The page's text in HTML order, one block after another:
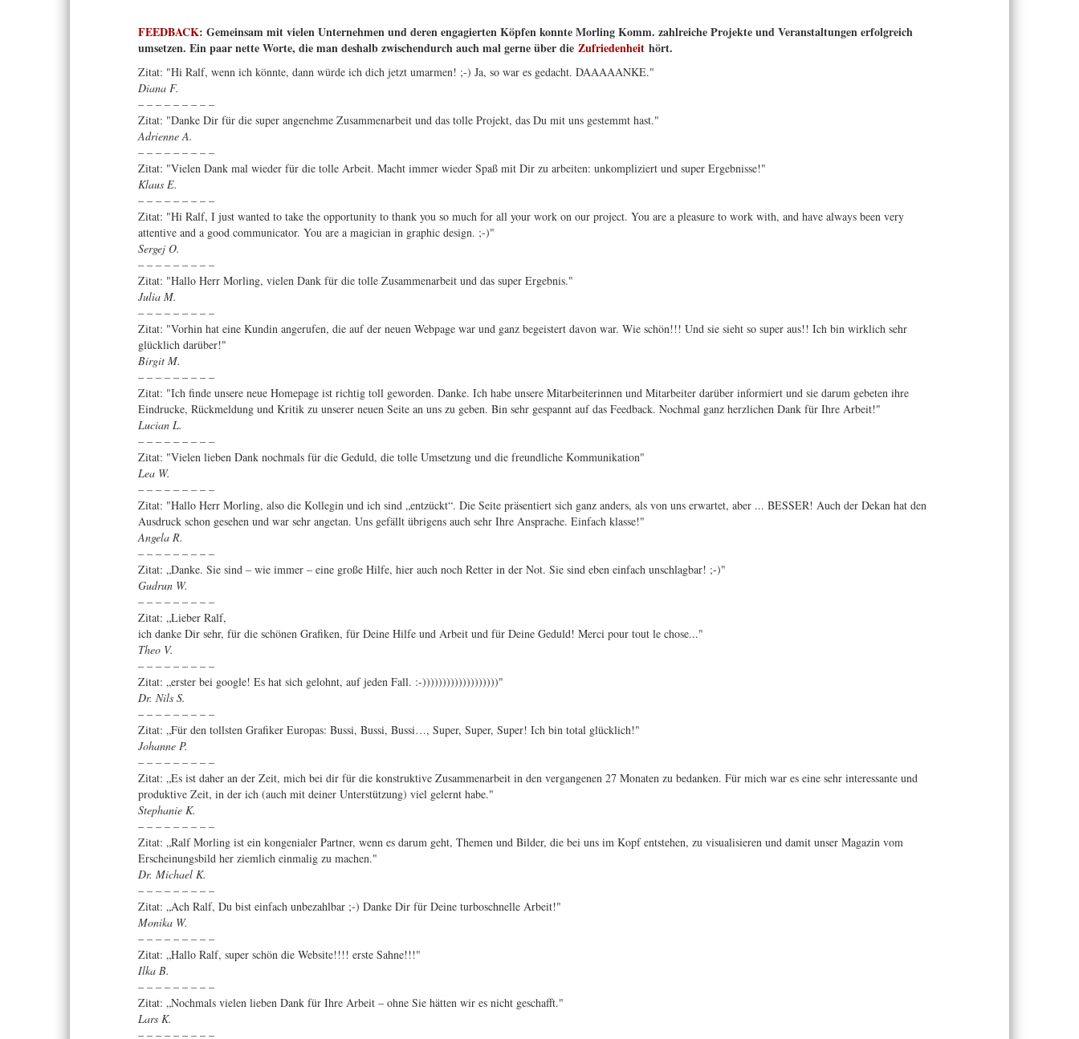
FEEDBACK: Gemeinsam mit vielen Unternehmen und deren engagierten Köpfen konnte Morling Komm. zahlreiche Projekte und Veranstaltungen erfolgreich
umsetzen. Ein paar nette Worte, die man deshalb zwischendurch auch mal gerne über die Zufriedenheit hört.
Zitat: "Hi Ralf, wenn ich könnte, dann würde ich dich jetzt umarmen! ;-) Ja, so war es gedacht. DAAAAANKE."
Diana F.
– – – – – – – – –
Zitat: "Danke Dir für die super angenehme Zusammenarbeit und das tolle Projekt, das Du mit uns gestemmt hast."
Adrienne A.
– – – – – – – – –
Zitat: "Vielen Dank mal wieder für die tolle Arbeit. Macht immer wieder Spaß mit Dir zu arbeiten: unkompliziert und super Ergebnisse!"
Klaus E.
– – – – – – – – –
Zitat: "Hi Ralf, I just wanted to take the opportunity to thank you so much for all your work on our project. You are a pleasure to work with, and have always been very
attentive and a good communicator. You are a magician in graphic design. ;-)"
Sergej O.
– – – – – – – – –
Zitat: "Hallo Herr Morling, vielen Dank für die tolle Zusammenarbeit und das super Ergebnis."
Julia M.
– – – – – – – – –
Zitat: "Vorhin hat eine Kundin angerufen, die auf der neuen Webpage war und ganz begeistert davon war. Wie schön!!! Und sie sieht so super aus!! Ich bin wirklich sehr
glücklich darüber!"
Birgit M.
– – – – – – – – –
Zitat: "Ich finde unsere neue Homepage ist richtig toll geworden. Danke. Ich habe unsere Mitarbeiterinnen und Mitarbeiter darüber informiert und sie darum gebeten ihre
Eindrucke, Rückmeldung und Kritik zu unserer neuen Seite an uns zu geben. Bin sehr gespannt auf das Feedback. Nochmal ganz herzlichen Dank für Ihre Arbeit!"
Lucian L.
– – – – – – – – –
Zitat: "Vielen lieben Dank nochmals für die Geduld, die tolle Umsetzung und die freundliche Kommunikation"
Lea W.
– – – – – – – – –
Zitat: "Hallo Herr Morling, also die Kollegin und ich sind „entzückt“. Die Seite präsentiert sich ganz anders, als von uns erwartet, aber ... BESSER! Auch der Dekan hat den
Ausdruck schon gesehen und war sehr angetan. Uns gefällt übrigens auch sehr Ihre Ansprache. Einfach klasse!"
Angela R.
– – – – – – – – –
Zitat: „Danke. Sie sind – wie immer – eine große Hilfe, hier auch noch Retter in der Not. Sie sind eben einfach unschlagbar! ;-)"
Gudrun W.
– – – – – – – – –
Zitat: „Lieber Ralf,
ich danke Dir sehr, für die schönen Grafiken, für Deine Hilfe und Arbeit und für Deine Geduld! Merci pour tout le chose..."
Theo V.
– – – – – – – – –
Zitat: „erster bei google! Es hat sich gelohnt, auf jeden Fall. :-)))))))))))))))))))"
Dr. Nils S.
– – – – – – – – –
Zitat: „Für den tollsten Grafiker Europas: Bussi, Bussi, Bussi…, Super, Super, Super! Ich bin total glücklich!"
Johanne P.
– – – – – – – – –
Zitat: „Es ist daher an der Zeit, mich bei dir für die konstruktive Zusammenarbeit in den vergangenen 27 Monaten zu bedanken. Für mich war es eine sehr interessante und
produktive Zeit, in der ich (auch mit deiner Unterstützung) viel gelernt habe."
Stephanie K.
– – – – – – – – –
Zitat: „Ralf Morling ist ein kongenialer Partner, wenn es darum geht, Themen und Bilder, die bei uns im Kopf entstehen, zu visualisieren und damit unser Magazin vom
Erscheinungsbild her ziemlich einmalig zu machen."
Dr. Michael K.
– – – – – – – – –
Zitat: „Ach Ralf, Du bist einfach unbezahlbar ;-) Danke Dir für Deine turboschnelle Arbeit!"
Monika W.
– – – – – – – – –
Zitat: „Hallo Ralf, super schön die Website!!!! erste Sahne!!!"
Ilka B.
– – – – – – – – –
Zitat: „Nochmals vielen lieben Dank für Ihre Arbeit – ohne Sie hätten wir es nicht geschafft."
Lars K.
– – – – – – – – –